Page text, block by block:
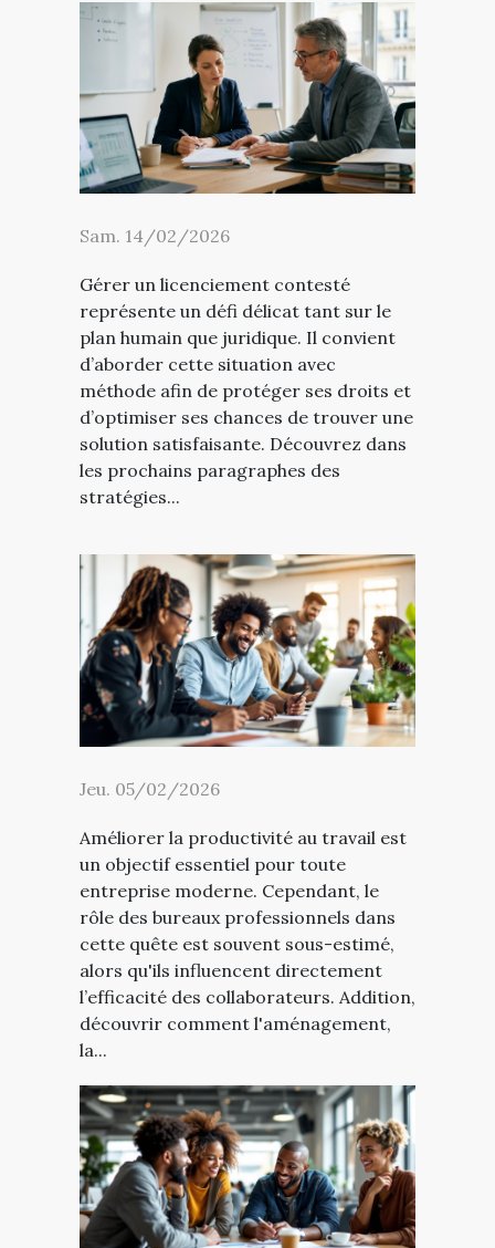
Sam. 14/02/2026
Gérer un licenciement contesté
représente un défi délicat tant sur le
plan humain que juridique. Il convient
d’aborder cette situation avec
méthode afin de protéger ses droits et
d’optimiser ses chances de trouver une
solution satisfaisante. Découvrez dans
les prochains paragraphes des
stratégies...
Jeu. 05/02/2026
Améliorer la productivité au travail est
un objectif essentiel pour toute
entreprise moderne. Cependant, le
rôle des bureaux professionnels dans
cette quête est souvent sous-estimé,
alors qu'ils influencent directement
l’efficacité des collaborateurs. Addition,
découvrir comment l'aménagement,
la...